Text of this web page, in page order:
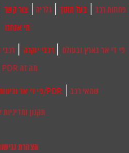
פחחות רכב| בעל מוסך| גלריה צור קשר
מי אנחנו
פי די אר בארץ ובעולם רכבי יוקרה
מה זה PDR
שמאי רכב| PDR/פי די אר וביטוח מקיף
תקנון
הצהרת